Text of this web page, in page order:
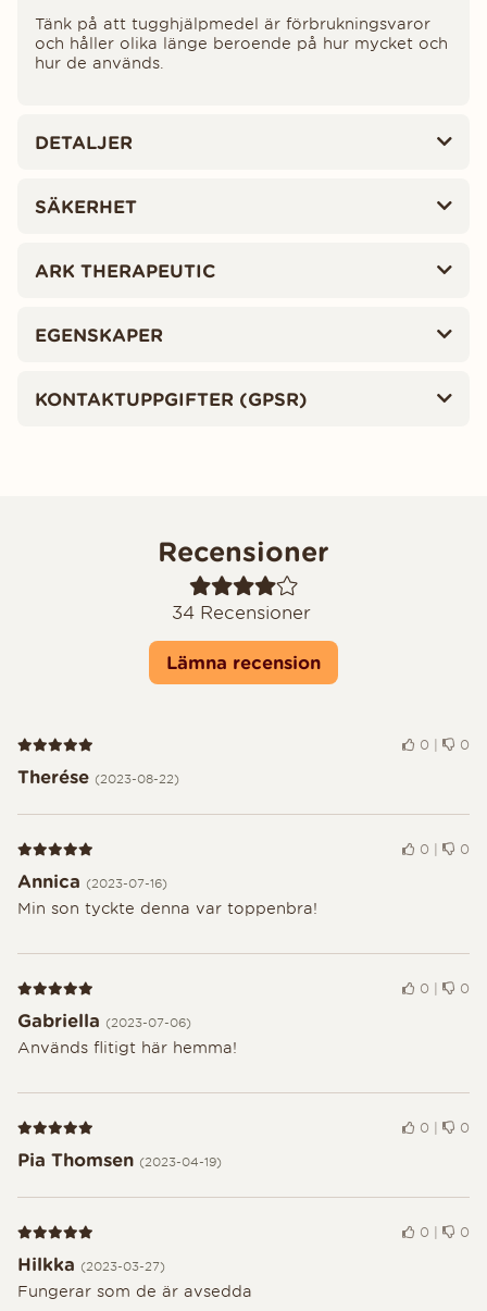
Tänk på att tugghjälpmedel är förbrukningsvaror
och håller olika länge beroende på hur mycket och
hur de används.
DETALJER
SÄKERHET
ARK THERAPEUTIC
EGENSKAPER
KONTAKTUPPGIFTER (GPSR)
Recensioner
34Recensioner
Lämna recension
Recension 5 av 5 0 | 0
Therése (2023-08-22)
Recension 5 av 5 0 | 0
Annica (2023-07-16)
Min son tyckte denna var toppenbra!
Recension 5 av 5 0 | 0
Gabriella (2023-07-06)
Används flitigt här hemma!
Recension 5 av 5 0 | 0
Pia Thomsen (2023-04-19)
Recension 5 av 5 0 | 0
Hilkka (2023-03-27)
Fungerar som de är avsedda